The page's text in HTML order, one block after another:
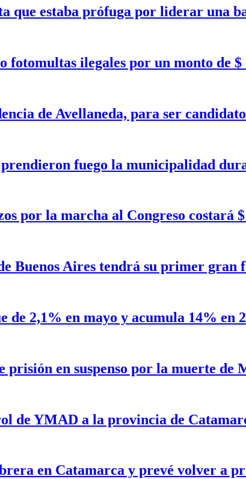
que estaba prófuga por liderar una
ilegales por un monto de $
de Avellaneda, para ser
fuego la municipalidad
por la marcha al Congreso costará
Buenos Aires tendrá su primer gran
2,1% en mayo y acumula 14% en
prisión en suspenso por la muerte de
de YMAD a la provincia de
en Catamarca y prevé volver a